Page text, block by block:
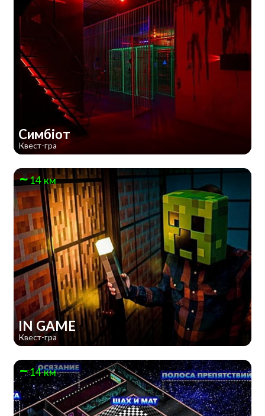
Симбіот
Квест-гра
14 км
IN GAME
Квест-гра
14 км